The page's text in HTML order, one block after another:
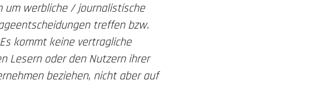
um werbliche / journalistische
treffen bzw.
kommt keine vertragliche
Lesern oder den Nutzern ihrer
beziehen, nicht aber auf